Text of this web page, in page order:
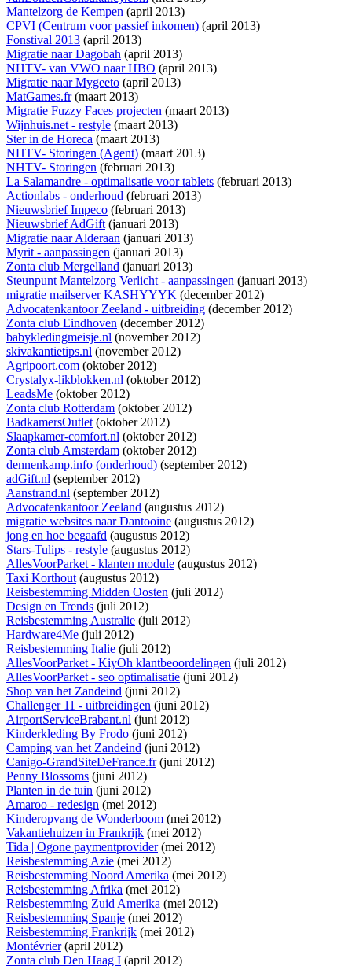
Mantelzorg de Kempen (april 2013)
CPVI (Centrum voor passief inkomen) (april 2013)
Fonstival 2013 (april 2013)
Migratie naar Dagobah (april 2013)
NHTV- van VWO naar HBO (april 2013)
Migratie naar Mygeeto (april 2013)
MatGames.fr(maart 2013)
Migratie Fuzzy Faces projecten (maart 2013)
Wijnhuis.net - restyle (maart 2013)
Ster in de Horeca (maart 2013)
NHTV- Storingen (Agent) (maart 2013)
NHTV- Storingen (februari 2013)
La Salamandre - optimalisatie voor tablets (februari 2013)
Actionlabs - onderhoud (februari 2013)
Nieuwsbrief Impeco (februari 2013)
Nieuwsbrief AdGift(januari 2013)
Migratie naar Alderaan (januari 2013)
Myrit - aanpassingen (januari 2013)
Zonta club Mergelland (januari 2013)
Steunpunt Mantelzorg Verlicht - aanpassingen (januari 2013)
migratie mailserver KASHYYYK (december 2012)
Advocatenkantoor Zeeland - uitbreiding (december 2012)
Zonta club Eindhoven (december 2012)
babykledingmeisje.nl (november 2012)
skivakantietips.nl (november 2012)
Agripoort.com (oktober 2012)
Crystalyx-likblokken.nl (oktober 2012)
LeadsMe (oktober 2012)
Zonta club Rotterdam (oktober 2012)
BadkamersOutlet(oktober 2012)
Slaapkamer-comfort.nl (oktober 2012)
Zonta club Amsterdam (oktober 2012)
dennenkamp.info (onderhoud) (september 2012)
adGift.nl (september 2012)
Aanstrand.nl (september 2012)
Advocatenkantoor Zeeland (augustus 2012)
migratie websites naar Dantooine (augustus 2012)
jong en hoe begaafd (augustus 2012)
Stars-Tulips - restyle (augustus 2012)
AllesVoorParket - klanten module (augustus 2012)
Taxi Korthout(augustus 2012)
Reisbestemming Midden Oosten (juli 2012)
Design en Trends (juli 2012)
Reisbestemming Australie (juli 2012)
Hardware4Me (juli 2012)
Reisbestemming Italie (juli 2012)
AllesVoorParket - KiyOh klantbeoordelingen (juli 2012)
AllesVoorParket - seo optimalisatie (juni 2012)
Shop van het Zandeind (juni 2012)
Challenger 11 - uitbreidingen (juni 2012)
AirportServiceBrabant.nl (juni 2012)
Kinderkleding By Frodo (juni 2012)
Camping van het Zandeind (juni 2012)
Canigo-GrandSiteDeFrance.fr(juni 2012)
Penny Blossoms (juni 2012)
Planten in de tuin (juni 2012)
Amaroo - redesign (mei 2012)
Kinderopvang de Wonderboom (mei 2012)
Vakantiehuizen in Frankrijk (mei 2012)
Tida | Ogone paymentprovider(mei 2012)
Reisbestemming Azie (mei 2012)
Reisbestemming Noord Amerika (mei 2012)
Reisbestemming Afrika (mei 2012)
Reisbestemming Zuid Amerika (mei 2012)
Reisbestemming Spanje (mei 2012)
Reisbestemming Frankrijk (mei 2012)
Montévrier(april 2012)
Zonta club Den Haag I (april 2012)